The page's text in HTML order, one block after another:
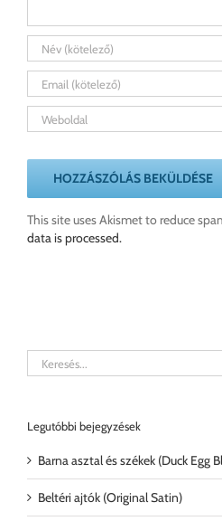
This site uses Akismet to reduce
data is processed.
Keresés...
Legutóbbi bejegyzések
Barna asztal és székek (Duck Egg
Beltéri ajtók (Original Satin)